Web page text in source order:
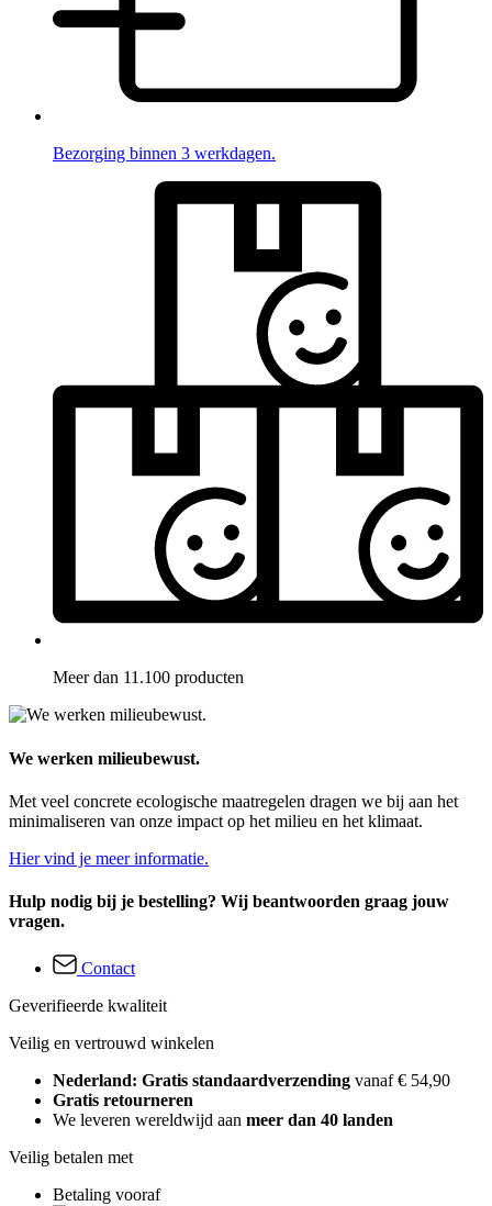
Bezorging binnen 3 werkdagen.
Meer dan 11.100 producten
We werken milieubewust.
Met veel concrete ecologische maatregelen dragen we bij aan het
minimaliseren van onze impact op het milieu en het klimaat.
Hier vind je meer informatie.
Hulp nodig bij je bestelling? Wij beantwoorden graag jouw
vragen.
Contact
Geverifieerde kwaliteit
Veilig en vertrouwd winkelen
Nederland: Gratis standaardverzending vanaf € 54,90
Gratis retourneren
We leveren wereldwijd aan meer dan 40 landen
Veilig betalen met
Betaling vooraf